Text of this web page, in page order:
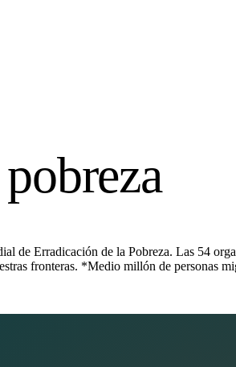
de Erradicación de la Pobreza. Las 54
fronteras. *Medio millón de personas